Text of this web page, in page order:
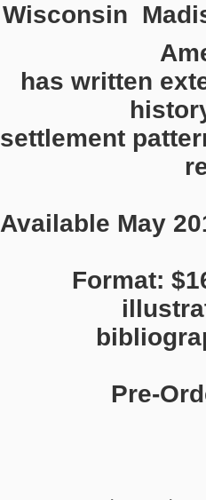
Wisconsin 
has written
settlement
Available May
Format:
Pre-